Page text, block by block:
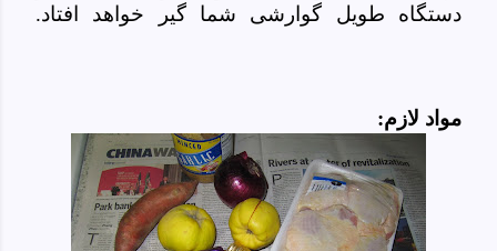
دستگاه طویل گوارشی شما گیر خواهد افتاد.
مواد لازم: